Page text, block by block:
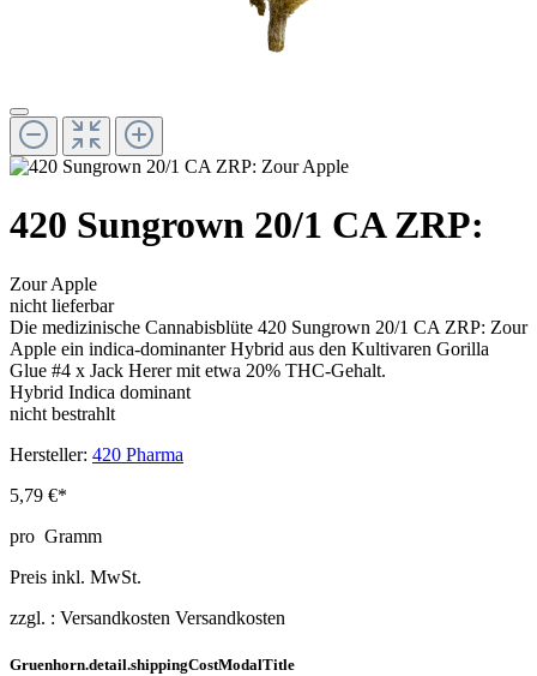
420 Sungrown 20/1 CA ZRP:
Zour Apple
nicht lieferbar
Die medizinische Cannabisblüte 420 Sungrown 20/1 CA ZRP: Zour
Apple ein indica-dominanter Hybrid aus den Kultivaren Gorilla
Glue #4 x Jack Herer mit etwa 20% THC-Gehalt.
Hybrid Indica dominant
nicht bestrahlt
Hersteller: 420 Pharma
5,79 €*
pro Gramm
Preis inkl. MwSt.
zzgl. : Versandkosten Versandkosten
Gruenhorn.detail.shippingCostModalTitle